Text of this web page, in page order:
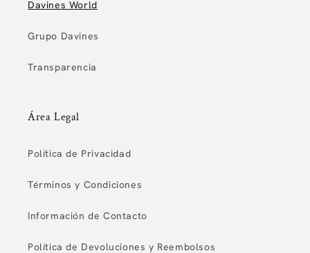
Davines World
Grupo Davines
Transparencia
Área Legal
Política de Privacidad
Términos y Condiciones
Información de Contacto
Política de Devoluciones y Reembolsos